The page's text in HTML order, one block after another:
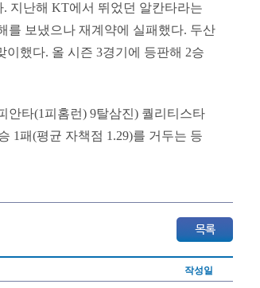
지난해 KT에서 뛰었던 알칸타라는
를 보냈으나 재계약에 실패했다. 두산
했다. 올 시즌 3경기에 등판해 2승
안타(1피홈런) 9탈삼진) 퀄리티스타
1패(평균 자책점 1.29)를 거두는 등
작성일